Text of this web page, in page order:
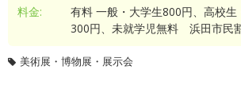
料金:
有料 一般・大学生800円、高校生
300円、未就学児無料 浜田市民
美術展・博物展・展示会